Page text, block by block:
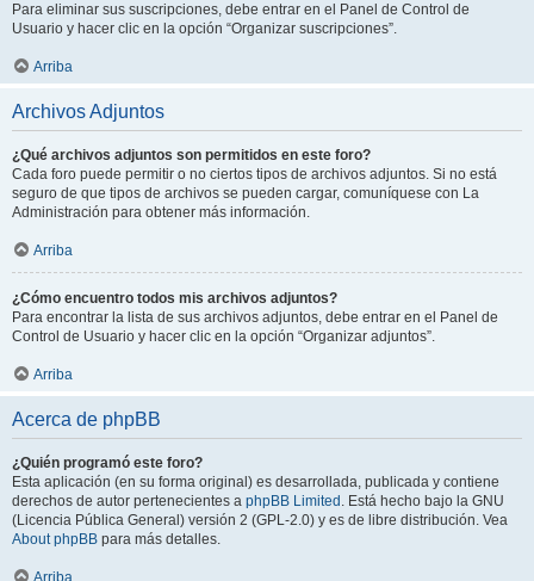
Para eliminar sus suscripciones, debe entrar en el Panel de Control de
Usuario y hacer clic en la opción “Organizar suscripciones”.
Arriba
Archivos Adjuntos
¿Qué archivos adjuntos son permitidos en este foro?
Cada foro puede permitir o no ciertos tipos de archivos adjuntos. Si no está
seguro de que tipos de archivos se pueden cargar, comuníquese con La
Administración para obtener más información.
Arriba
¿Cómo encuentro todos mis archivos adjuntos?
Para encontrar la lista de sus archivos adjuntos, debe entrar en el Panel de
Control de Usuario y hacer clic en la opción “Organizar adjuntos”.
Arriba
Acerca de phpBB
¿Quién programó este foro?
Esta aplicación (en su forma original) es desarrollada, publicada y contiene
derechos de autor pertenecientes a phpBB Limited . Está hecho bajo la GNU
(Licencia Pública General) versión 2 (GPL-2.0) y es de libre distribución. Vea
About phpBB para más detalles.
Arriba